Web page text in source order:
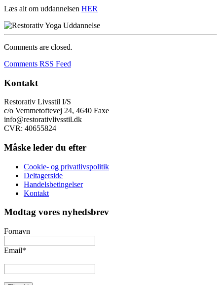
Læs alt om uddannelsen HER
Comments are closed.
Comments RSS Feed
Kontakt
Restorativ Livsstil I/S
c/o Vemmetoftevej 24, 4640 Faxe
info@restorativlivsstil.dk
CVR: 40655824
Måske leder du efter
Cookie- og privatlivspolitik
Deltagerside
Handelsbetingelser
Kontakt
Modtag vores nyhedsbrev
Fornavn
Email*